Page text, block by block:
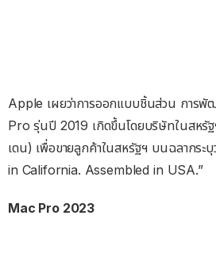
Apple เผยว่าการออกแบบชิ้นส่วน การพั
Pro รุ่นปี 2019 เกิดขึ้นโดยบริษัทในสหรัฐ
เดน) เพื่อขายลูกค้าในสหรัฐฯ บนฉลากร
in California. Assembled in USA.”
Mac Pro 2023